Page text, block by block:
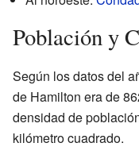
Población y
Según los datos del
de Hamilton era de
densidad de
kilómetro cuadrado.